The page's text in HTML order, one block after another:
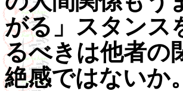
がる」スタンス
るべきは他者の
絶感ではないか